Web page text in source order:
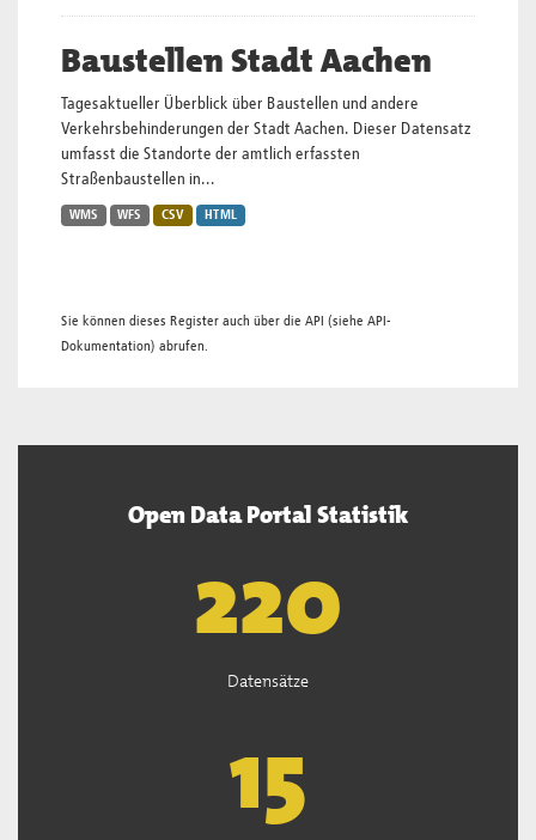
Baustellen Stadt Aachen
Tagesaktueller Überblick über Baustellen und andere
Verkehrsbehinderungen der Stadt Aachen. Dieser Datensatz
umfasst die Standorte der amtlich erfassten
Straßenbaustellen in...
WMS WFS CSV HTML
Sie können dieses Register auch über die API (siehe API-
Dokumentation) abrufen.
Open Data Portal Statistik
222
Datensätze
15